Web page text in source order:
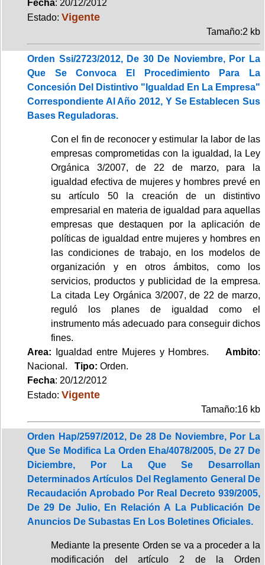
Fecha: 20/12/2012
Estado: Vigente
Tamaño:2 kb
Orden Ssi/2723/2012, De 30 De Noviembre, Por La
Que Se Convoca El Procedimiento Para La
Concesión Del Distintivo "Igualdad En La Empresa"
Correspondiente Al Año 2012, Y Se Establecen Sus
Bases Reguladoras.
Con el fin de reconocer y estimular la labor de las
empresas comprometidas con la igualdad, la Ley
Orgánica 3/2007, de 22 de marzo, para la
igualdad efectiva de mujeres y hombres prevé en
su artículo 50 la creación de un distintivo
empresarial en materia de igualdad para aquellas
empresas que destaquen por la aplicación de
políticas de igualdad entre mujeres y hombres en
las condiciones de trabajo, en los modelos de
organización y en otros ámbitos, como los
servicios, productos y publicidad de la empresa.
La citada Ley Orgánica 3/2007, de 22 de marzo,
reguló los planes de igualdad como el
instrumento más adecuado para conseguir dichos
fines.
Area: Igualdad entre Mujeres y Hombres. Ambito:
Nacional. Tipo: Orden.
Fecha: 20/12/2012
Estado: Vigente
Tamaño:16 kb
Orden Hap/2597/2012, De 28 De Noviembre, Por La
Que Se Modifica La Orden Eha/4078/2005, De 27 De
Diciembre, Por La Que Se Desarrollan
Determinados Artículos Del Reglamento General De
Recaudación Aprobado Por Real Decreto 939/2005,
De 29 De Julio, En Relación A La Publicación De
Anuncios De Subastas En Los Boletines Oficiales.
Mediante la presente Orden se va a proceder a la
modificación del artículo 2 de la Orden